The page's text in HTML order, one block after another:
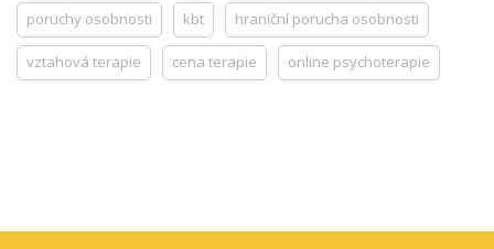
poruchy osobnosti kbt hraniční porucha osobnosti
vztahová terapie cena terapie online psychoterapie